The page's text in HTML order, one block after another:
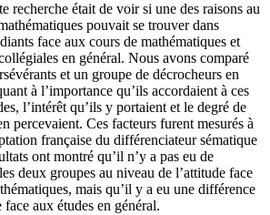
recherche était de voir si une des raisons au
pouvait se trouver dans
face aux cours de mathématiques et
en général. Nous avons comparé
et un groupe de décrocheurs en
à l’importance qu’ils accordaient à ces
l’intérêt qu’ils y portaient et le degré de
percevaient. Ces facteurs furent mesurés à
française du différenciateur sématique
ont montré qu’il n’y a pas eu de
deux groupes au niveau de l’attitude face
mais qu’il y a eu une différence
face aux études en général.